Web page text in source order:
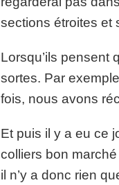
sections étroites et
Lorsqu’ils pensent
sortes. Par
fois, nous avons
Et puis il y a eu ce
colliers bon
il n’y a donc rien